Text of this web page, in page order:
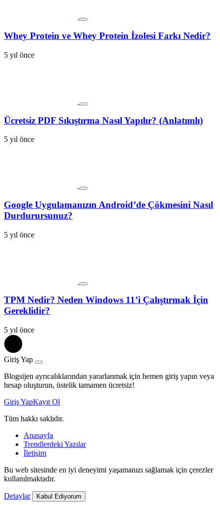
Whey Protein ve Whey Protein İzolesi Farkı Nedir?
5 yıl önce
Ücretsiz PDF Sıkıştırma Nasıl Yapılır? (Anlatımlı)
5 yıl önce
Google Uygulamanızın Android’de Çökmesini Nasıl
Durdurursunuz?
5 yıl önce
TPM Nedir? Neden Windows 11’i Çalıştırmak İçin
Gereklidir?
5 yıl önce
Giriş Yap
Blogsijen ayrıcalıklarından yararlanmak için hemen giriş yapın veya
hesap oluşturun, üstelik tamamen ücretsiz!
Giriş YapKayıt Ol
Tüm hakkı saklıdır.
Anasayfa
Trendlerdeki Yazılar
İletişim
Bu web sitesinde en iyi deneyimi yaşamanızı sağlamak için çerezler
kullanılmaktadır.
Detaylar Kabul Ediyorum